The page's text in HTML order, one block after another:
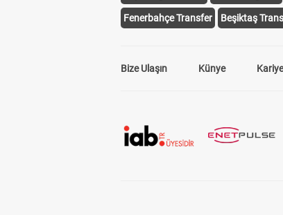
Fenerbahçe Transfer Beşiktaş
Bize Ulaşın Künye